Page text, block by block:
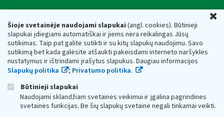
Šioje svetainėje naudojami slapukai(angl. cookies). Būtinieji
slapukai įdiegiami automatiškai ir jiems nėra reikalingas Jūsų
sutikimas. Taip pat galite sutikti ir su kitų slapukų naudojimu. Savo
sutikimą bet kada galėsite atšaukti pakeisdami interneto naršyklės
nustatymus ir ištrindami įrašytus slapukus. Daugiau informacijos
Slapukų politika
; Privatumo politika.
Būtinieji slapukai
Naudojami sklandžiam svetainės veikimui ir įgalina pagrindines
svetainės funkcijas. Be šių slapukų svetainė negali tinkamai veikti.
Respublikos finansų ministerijos
Biudžetinė įstaiga. Juridinio asmens kodas — 188659752,
adresas: Vasario 16-osios g. 14, 01107 Vilnius, Lietuva, el.paštas:
vmi@vmi.lt, E. pristatymo dėžutės adresas 188659752
Duomenys apie Valstybinę mokesčių inspekciją prie Lietuvos
Respublikos finansų ministerijos kaupiami ir saugomi Juridinių